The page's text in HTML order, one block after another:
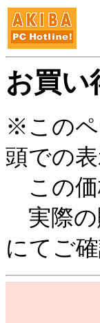
お買い
※このペ
頭での
この価
実際の
にてご